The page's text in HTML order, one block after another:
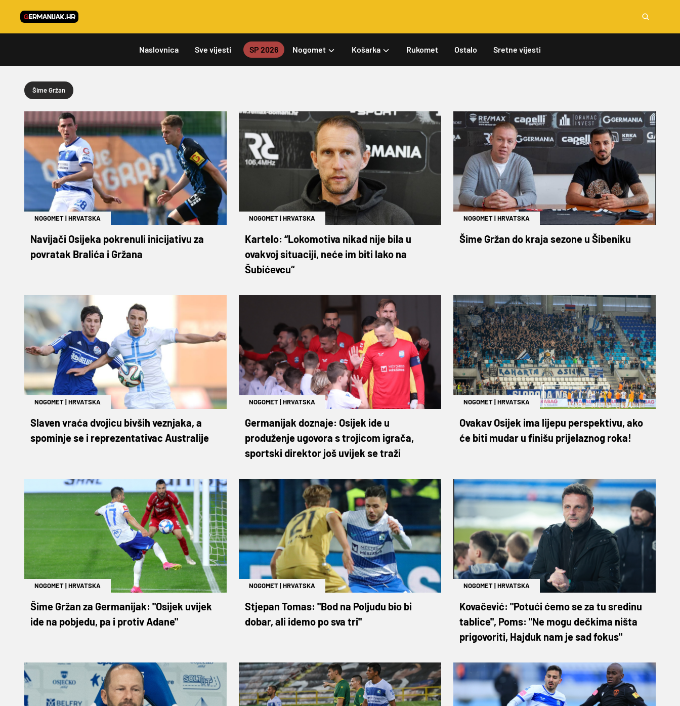
Naslovnica Sve vijesti SP 2026 Nogomet Košarka Rukomet Ostalo Sretne vijesti
Šime Gržan
NOGOMET|HRVATSKA
Navijači Osijeka pokrenuli inicijativu za
povratak Bralića i Gržana
NOGOMET|HRVATSKA
Kartelo: “Lokomotiva nikad nije bila u
ovakvoj situaciji, neće im biti lako na
Šubićevcu“
NOGOMET|HRVATSKA
Šime Gržan do kraja sezone u Šibeniku
NOGOMET|HRVATSKA
Slaven vraća dvojicu bivših veznjaka, a
spominje se i reprezentativac Australije
NOGOMET|HRVATSKA
Germanijak doznaje: Osijek ide u
produženje ugovora s trojicom igrača,
sportski direktor još uvijek se traži
NOGOMET|HRVATSKA
Ovakav Osijek ima lijepu perspektivu, ako
će biti mudar u finišu prijelaznog roka!
NOGOMET|HRVATSKA
Šime Gržan za Germanijak: "Osijek uvijek
ide na pobjedu, pa i protiv Adane"
NOGOMET|HRVATSKA
Stjepan Tomas: "Bod na Poljudu bio bi
dobar, ali idemo po sva tri"
NOGOMET|HRVATSKA
Kovačević: "Potući ćemo se za tu sredinu
tablice", Poms: "Ne mogu dečkima ništa
prigovoriti, Hajduk nam je sad fokus"